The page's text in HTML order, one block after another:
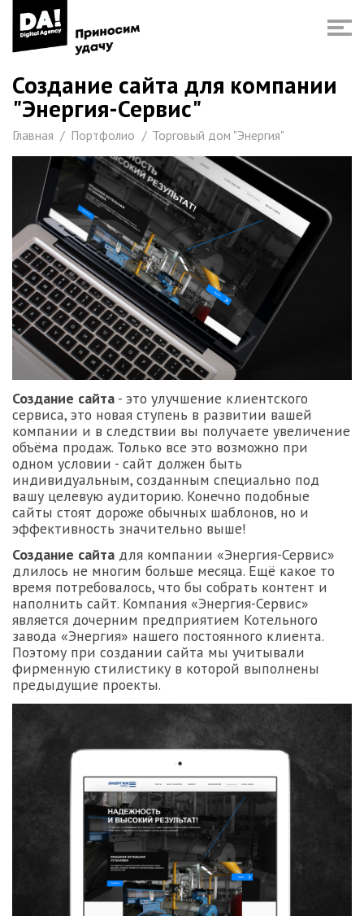
Создание сайта для компании
"Энергия-Сервис"
Главная Портфолио Торговый дом "Энергия"
Создание сайта - это улучшение клиентского
сервиса, это новая ступень в развитии вашей
компании и в следствии вы получаете увеличение
объёма продаж. Только все это возможно при
одном условии - сайт должен быть
индивидуальным, созданным специально под
вашу целевую аудиторию. Конечно подобные
сайты стоят дороже обычных шаблонов, но и
эффективность значительно выше!
Создание сайта для компании «Энергия-Сервис»
длилось не многим больше месяца. Ещё какое то
время потребовалось, что бы собрать контент и
наполнить сайт. Компания «Энергия-Сервис»
является дочерним предприятием Котельного
завода «Энергия» нашего постоянного клиента.
Поэтому при создании сайта мы учитывали
фирменную стилистику в которой выполнены
предыдущие проекты.